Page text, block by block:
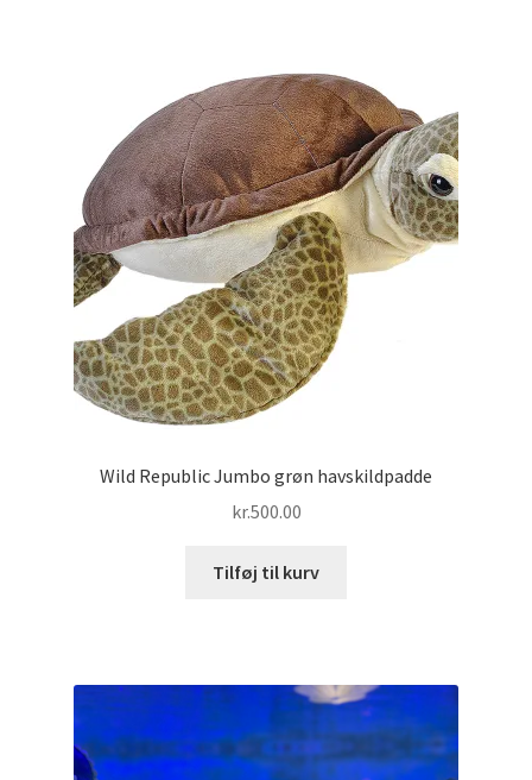
Wild Republic Jumbo grøn havskildpadde
kr.500.00
Tilføj til kurv